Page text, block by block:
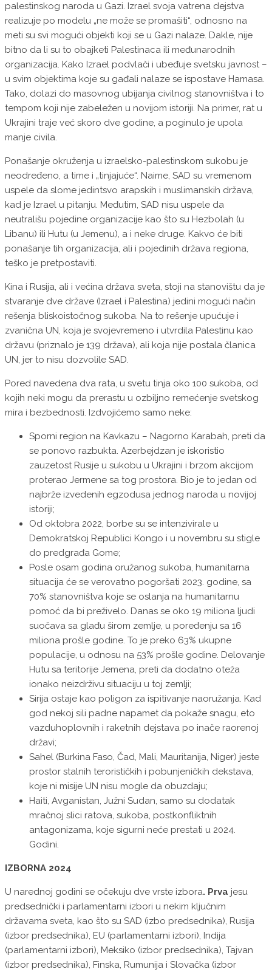
palestinskog naroda u Gazi. Izrael svoja vatrena dejstva
realizuje po modelu „ne može se promašiti“, odnosno na
meti su svi mogući objekti koji se u Gazi nalaze. Dakle, nije
bitno da li su to obajketi Palestinaca ili međunarodnih
organizacija. Kako Izrael podvlači i ubeđuje svetsku javnost –
u svim objektima koje su gađali nalaze se ispostave Hamasa.
Tako, dolazi do masovnog ubijanja civilnog stanovništva i to
tempom koji nije zabeležen u novijom istoriji. Na primer, rat u
Ukrajini traje već skoro dve godine, a poginulo je upola
manje civila.
Ponašanje okruženja u izraelsko-palestinskom sukobu je
neodređeno, a time i „tinjajuće“. Naime, SAD su vremenom
uspele da slome jedintsvo arapskih i muslimanskih država,
kad je Izrael u pitanju. Međutim, SAD nisu uspele da
neutrališu pojedine organizacije kao što su Hezbolah (u
Libanu) ili Hutu (u Jemenu), a i neke druge. Kakvo će biti
ponašanje tih organizacija, ali i pojedinih država regiona,
teško je pretpostaviti.
Kina i Rusija, ali i većina država sveta, stoji na stanovištu da je
stvaranje dve države (Izrael i Palestina) jedini mogući način
rešenja bliskoistočnog sukoba. Na to rešenje upućuje i
zvanična UN, koja je svojevremeno i utvrdila Palestinu kao
državu (priznalo je 139 država), ali koja nije postala članica
UN, jer to nisu dozvolile SAD.
Pored navedena dva rata, u svetu tinja oko 100 sukoba, od
kojih neki mogu da prerastu u ozbiljno remećenje svetskog
mira i bezbednosti. Izdvojićemo samo neke:
Sporni region na Kavkazu – Nagorno Karabah, preti da
se ponovo razbukta. Azerbejdzan je iskoristio
zauzetost Rusije u sukobu u Ukrajini i brzom akcijom
proterao Jermene sa tog prostora. Bio je to jedan od
najbrže izvedenih egzodusa jednog naroda u novijoj
istoriji;
Od oktobra 2022, borbe su se intenzivirale u
Demokratskoj Republici Kongo i u novembru su stigle
do predgrađa Gome;
Posle osam godina oružanog sukoba, humanitarna
situacija će se verovatno pogoršati 2023. godine, sa
70% stanovništva koje se oslanja na humanitarnu
pomoć da bi preživelo. Danas se oko 19 miliona ljudi
suočava sa glađu širom zemlje, u poređenju sa 16
miliona prošle godine. To je preko 63% ukupne
populacije, u odnosu na 53% prošle godine. Delovanje
Hutu sa teritorije Jemena, preti da dodatno oteža
ionako neizdrživu situaciju u toj zemlji;
Sirija ostaje kao poligon za ispitivanje naoružanja. Kad
god nekoj sili padne napamet da pokaže snagu, eto
vazduhoplovnih i raketnih dejstava po inače raorenoj
državi;
Sahel (Burkina Faso, Čad, Mali, Mauritanija, Niger) jeste
prostor stalnih terorističkih i pobunjeničkih dekstava,
koje ni misije UN nisu mogle da obuzdaju;
Haiti, Avganistan, Južni Sudan, samo su dodatak
mračnoj slici ratova, sukoba, postkonfliktnih
antagonizama, koje sigurni neće prestati u 2024.
Godini.
IZBORNA 2024
U narednoj godini se očekuju dve vrste izbora. Prva jesu
predsednički i parlamentarni izbori u nekim ključnim
državama sveta, kao što su SAD (izbo predsednika), Rusija
(izbor predsednika), EU (parlamentarni izbori), Indija
(parlamentarni izbori), Meksiko (izbor predsednika), Tajvan
(izbor predsednika), Finska, Rumunija i Slovačka (izbor